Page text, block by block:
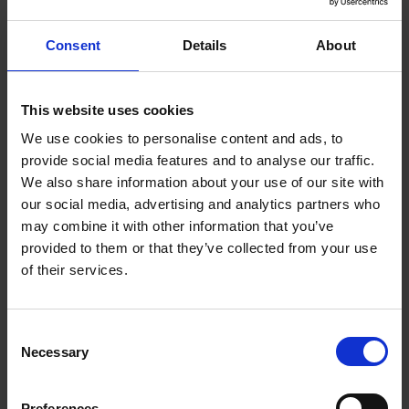
Consent Details About
This website uses cookies
We use cookies to personalise content and ads, to
provide social media features and to analyse our traffic.
We also share information about your use of our site with
our social media, advertising and analytics partners who
may combine it with other information that you’ve
provided to them or that they’ve collected from your use
of their services.
Selection
Necessary
kennismakingsgesprek met potentiële Business
aanpak aansluit bij jouw behoeften en doelen.
Chemie:Let op de chemie tussen jou en de
Business Coach. Het is belangrijk dat je je op je
gemak voelt en open kunt communiceren met
je coach.
Contract:Zodra je de juiste Business Coach
hebt gevonden, zorg ervoor dat je een duidelijk
contract opstelt waarin alle afspraken en
Conclusie